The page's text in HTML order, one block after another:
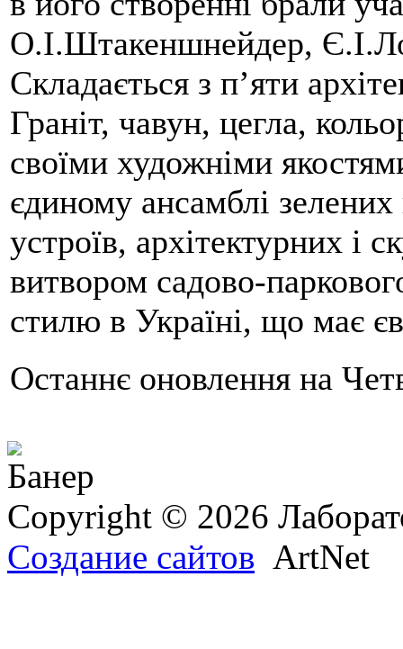
О.І.Штакеншнейдер,
Складається з п’яти
Граніт, чавун, цегла,
своїми художніми
єдиному ансамблі
устроїв, архітектурних і
витвором садово-
стилю в Україні, що має
Останнє оновлення на
Copyright © 2026
Создание сайтов ArtNet